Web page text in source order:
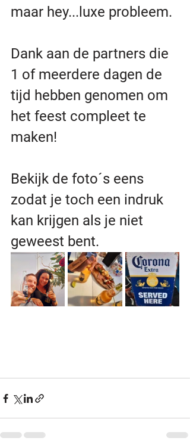
maar hey...luxe probleem.
Dank aan de partners die
1 of meerdere dagen de
tijd hebben genomen om
het feest compleet te
maken!
Bekijk de foto´s eens
zodat je toch een indruk
kan krijgen als je niet
geweest bent.